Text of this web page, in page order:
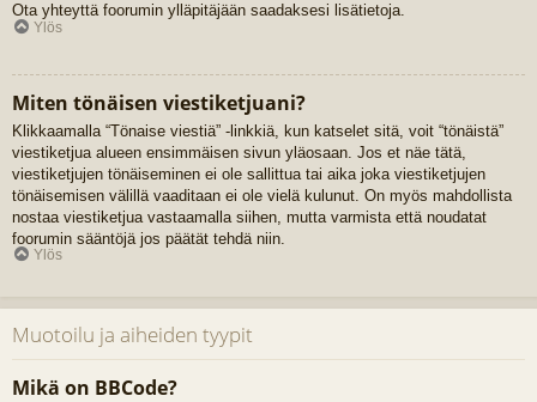
Ota yhteyttä foorumin ylläpitäjään saadaksesi lisätietoja.
Ylös
Miten tönäisen viestiketjuani?
Klikkaamalla “Tönaise viestiä” -linkkiä, kun katselet sitä, voit “tönäistä”
viestiketjua alueen ensimmäisen sivun yläosaan. Jos et näe tätä,
viestiketjujen tönäiseminen ei ole sallittua tai aika joka viestiketjujen
tönäisemisen välillä vaaditaan ei ole vielä kulunut. On myös mahdollista
nostaa viestiketjua vastaamalla siihen, mutta varmista että noudatat
foorumin sääntöjä jos päätät tehdä niin.
Ylös
Muotoilu ja aiheiden tyypit
Mikä on BBCode?